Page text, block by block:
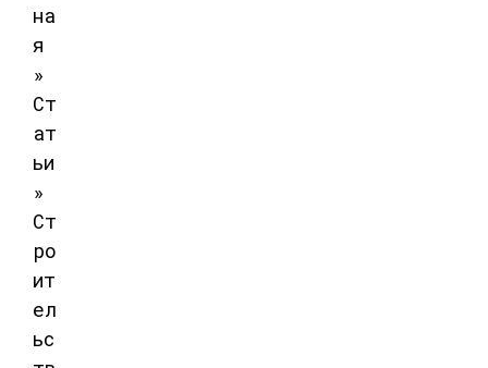
на
я
»
Ст
ат
ьи
»
Ст
ро
ит
ел
ьс